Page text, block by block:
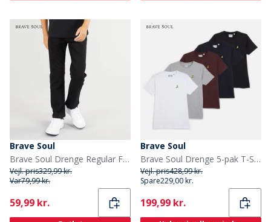
Brave Soul
Brave Soul Drenge Regular Fit Jeans Sort
Vejl. pris329,99 kr.
Var79,99 kr.
Current
59,99 kr.
Brave Soul
Brave Soul Drenge 5-pak T-Shirts Multi
Vejl. pris428,99 kr.
Spare229,00 kr.
Current
199,99 kr.